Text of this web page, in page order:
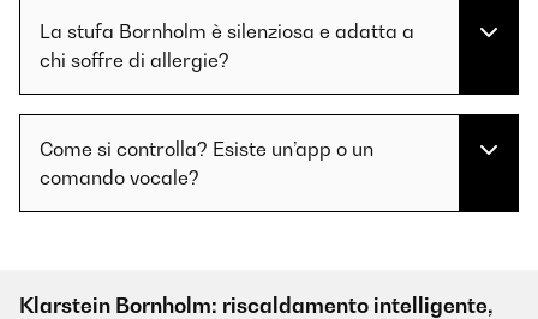
La stufa Bornholm è silenziosa e adatta a
chi soffre di allergie?
Come si controlla? Esiste un’app o un
comando vocale?
Klarstein Bornholm: riscaldamento intelligente,